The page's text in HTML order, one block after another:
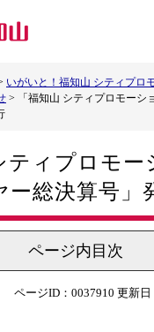
いがいと！福知山 シティプロ
>
「福知山 シティプロモーシ
ティプロモー
ー総決算号」
ページ内目次
ページID：0037910 更新日